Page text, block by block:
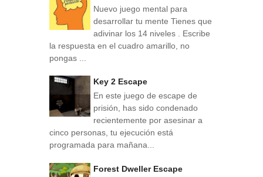
Nuevo juego mental para
desarrollar tu mente Tienes que
adivinar los 14 niveles . Escribe
la respuesta en el cuadro amarillo, no
pongas ...
Key 2 Escape
En este juego de escape de
prisión, has sido condenado
recientemente por asesinar a
cinco personas, tu ejecución está
programada para mañana...
Forest Dweller Escape